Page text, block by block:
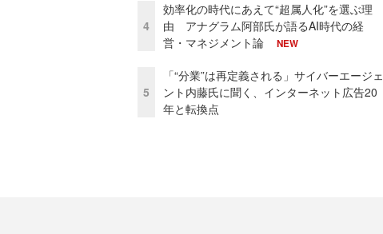
4
効率化の時代にあえて“超属人化”を選ぶ理
由 アナグラム阿部氏が語るAI時代の経
営・マネジメント論
NEW
5
「“分業”は再定義される」サイバーエージェ
ント内藤氏に聞く、インターネット広告20
年と転換点